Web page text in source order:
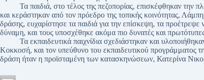
Τα παιδιά, στο τέλος της πεζοπορίας, επισκέφθηκαν την
και κεράστηκαν από τον πρόεδρο της τοπικής κοινότητας,
δράσης, ευχαρίστησε τα παιδιά για την επίσκεψη, τα
δύναμη, και τους υποσχέθηκε ακόμα πιο δυνατές και
Τα εκπαιδευτικά παιχνίδια σχεδιάστηκαν και
Κοκκοσή, και τον υπεύθυνο του εκπαιδευτικού
δράση ήταν η προϊσταμένη των κατασκηνώσεων, Κατερίνα